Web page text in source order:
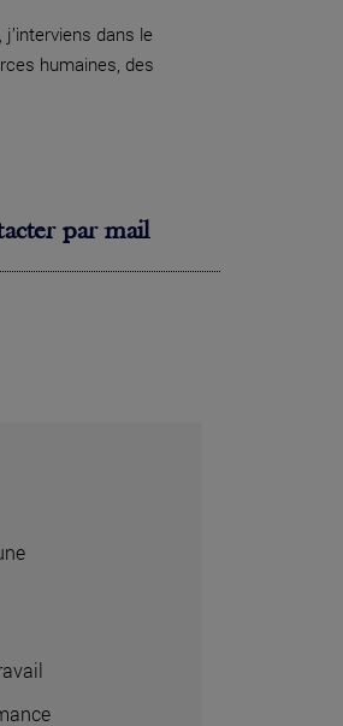
dans le
humaines, des
par mail